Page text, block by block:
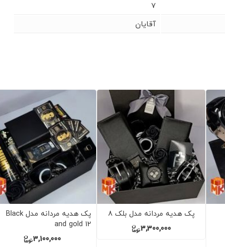
7
آقایان
پک هدیه زنانه مدل صندوقی
3,300,000
پک هدیه مردانه مدل Creamy
black
2,900,000